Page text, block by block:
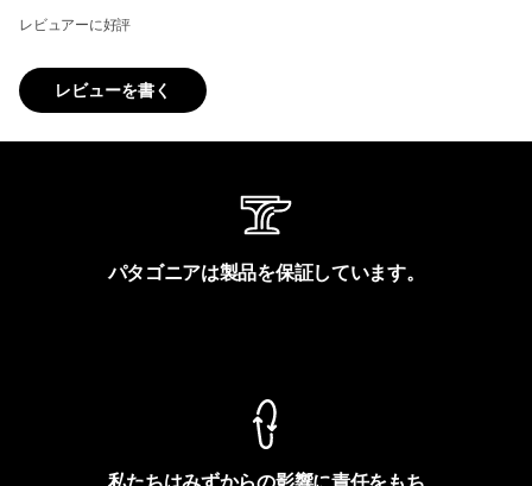
レビュアーに好評
レビューを書く
パタゴニアは製品を保証しています。